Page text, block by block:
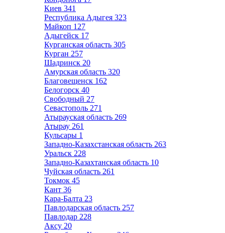
Киев 341
Республика Адыгея 323
Майкоп 127
Адыгейск 17
Курганская область 305
Курган 257
Шадринск 20
Амурская область 320
Благовещенск 162
Белогорск 40
Свободный 27
Севастополь 271
Атырауская область 269
Атырау 261
Кульсары 1
Западно-Казахстанская область 263
Уральск 228
Западно-Казахтанская область 10
Чуйская область 261
Токмок 45
Кант 36
Кара-Балта 23
Павлодарская область 257
Павлодар 228
Аксу 20